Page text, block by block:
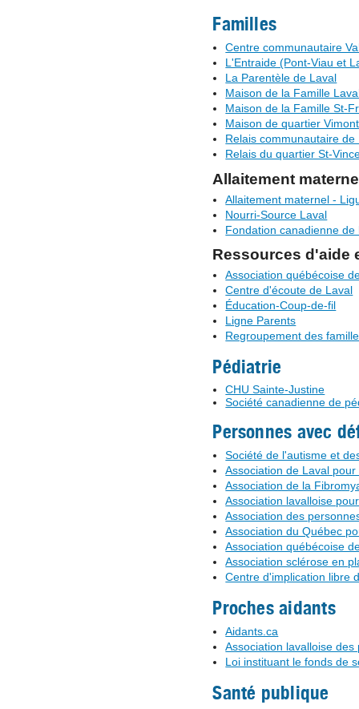
Familles
Centre communautaire
L'Entraide (Pont-Viau et
La Parentèle de Laval
Maison de la Famille
Maison de la Famille St-
Maison de quartier Vimont
Relais communautaire de
Relais du quartier St-
Allaitement
Allaitement maternel -
Nourri-Source Laval
Fondation canadienne de
Ressources d'aide
Association québécoise
Centre d'écoute de Laval
Éducation-Coup-de-fil
Ligne Parents
Regroupement des
Pédiatrie
CHU Sainte-Justine
Société canadienne de
Personnes avec
Société de l'autisme et
Association de Laval
Association de la
Association lavalloise
Association des
Association du Québec
Association québécoise
Association sclérose en
Centre d'implication libre
Proches aidants
Aidants.ca
Association lavalloise
Loi instituant le fonds de
Santé publique